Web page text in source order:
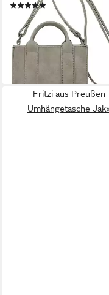
(1)
37,99 € UVP49,99 €
-24%
lieferbar - in 2-3 Werktagen
+6
Fritzi aus Preußen
Umhängetasche